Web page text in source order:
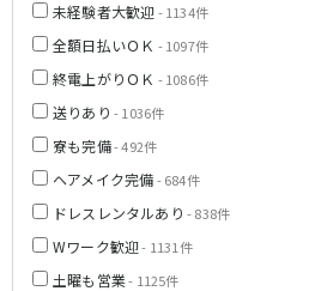
未経験者大歓迎- 1134件
全額日払いＯＫ - 1097件
終電上がりＯＫ - 1086件
送りあり - 1036件
寮も完備- 492件
ヘアメイク完備- 684件
ドレスレンタルあり - 838件
Wワーク歓迎- 1131件
土曜も営業- 1125件
東戸塚駅
東急多摩川線
蒲田駅
西武国分寺線
東村山駅
新京成電鉄線